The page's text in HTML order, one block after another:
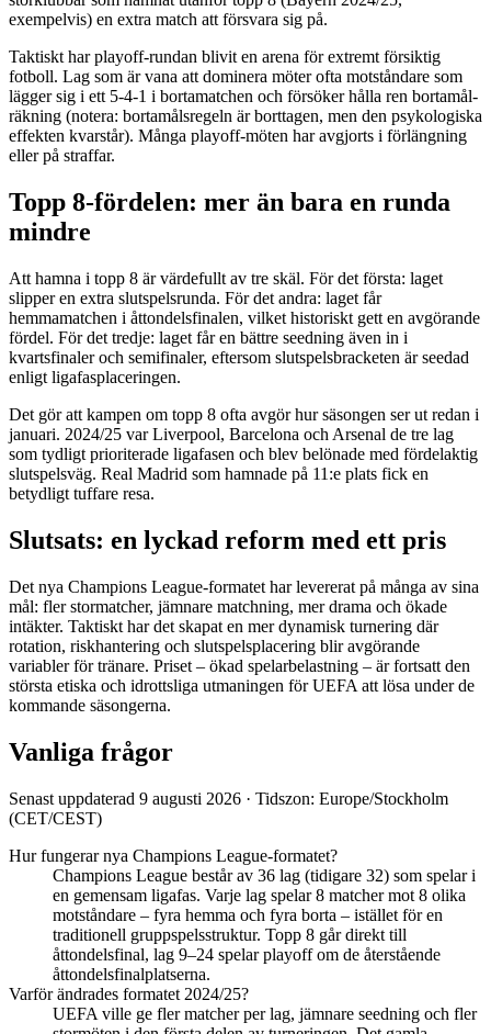
exempelvis) en extra match att försvara sig på.
Taktiskt har playoff-rundan blivit en arena för extremt försiktig
fotboll. Lag som är vana att dominera möter ofta motståndare som
lägger sig i ett 5-4-1 i bortamatchen och försöker hålla ren bortamål-
räkning (notera: bortamålsregeln är borttagen, men den psykologiska
effekten kvarstår). Många playoff-möten har avgjorts i förlängning
eller på straffar.
Topp 8-fördelen: mer än bara en runda
mindre
Att hamna i topp 8 är värdefullt av tre skäl. För det första: laget
slipper en extra slutspelsrunda. För det andra: laget får
hemmamatchen i åttondelsfinalen, vilket historiskt gett en avgörande
fördel. För det tredje: laget får en bättre seedning även in i
kvartsfinaler och semifinaler, eftersom slutspelsbracketen är seedad
enligt ligafasplaceringen.
Det gör att kampen om topp 8 ofta avgör hur säsongen ser ut redan i
januari. 2024/25 var Liverpool, Barcelona och Arsenal de tre lag
som tydligt prioriterade ligafasen och blev belönade med fördelaktig
slutspelsväg. Real Madrid som hamnade på 11:e plats fick en
betydligt tuffare resa.
Slutsats: en lyckad reform med ett pris
Det nya Champions League-formatet har levererat på många av sina
mål: fler stormatcher, jämnare matchning, mer drama och ökade
intäkter. Taktiskt har det skapat en mer dynamisk turnering där
rotation, riskhantering och slutspelsplacering blir avgörande
variabler för tränare. Priset – ökad spelarbelastning – är fortsatt den
största etiska och idrottsliga utmaningen för UEFA att lösa under de
kommande säsongerna.
Vanliga frågor
Senast uppdaterad 9 augusti 2026 · Tidszon: Europe/Stockholm
(CET/CEST)
Hur fungerar nya Champions League-formatet?
Champions League består av 36 lag (tidigare 32) som spelar i
en gemensam ligafas. Varje lag spelar 8 matcher mot 8 olika
motståndare – fyra hemma och fyra borta – istället för en
traditionell gruppspelsstruktur. Topp 8 går direkt till
åttondelsfinal, lag 9–24 spelar playoff om de återstående
åttondelsfinalplatserna.
Varför ändrades formatet 2024/25?
UEFA ville ge fler matcher per lag, jämnare seedning och fler